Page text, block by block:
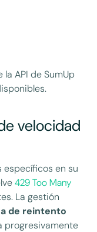
API de SumUp
velocidad
específicos en su
429 Too Many
La gestión
de reintento
progresivamente